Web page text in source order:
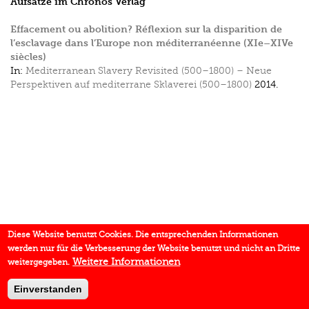
Effacement ou abolition? Réflexion sur la disparition de
l’esclavage dans l’Europe non méditerranéenne (XIe–XIVe
siècles)
In: Mediterranean Slavery Revisited (500–1800) – Neue
Perspektiven auf mediterrane Sklaverei (500–1800) 2014.
Diese Website benutzt Cookies. Die entsprechenden Informationen
werden nur für die Verbesserung der Website benutzt und nicht an Dritte
weitergegeben. Weitere Informationen
Einverstanden